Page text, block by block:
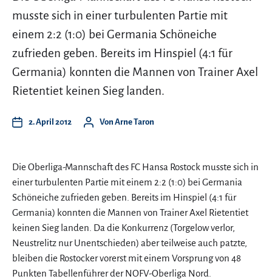
musste sich in einer turbulenten Partie mit
einem 2:2 (1:0) bei Germania Schöneiche
zufrieden geben. Bereits im Hinspiel (4:1 für
Germania) konnten die Mannen von Trainer Axel
Rietentiet keinen Sieg landen.
2. April 2012 Von Arne Taron
Die Oberliga-Mannschaft des FC Hansa Rostock musste sich in
einer turbulenten Partie mit einem 2:2 (1:0) bei Germania
Schöneiche zufrieden geben. Bereits im Hinspiel (4:1 für
Germania) konnten die Mannen von Trainer Axel Rietentiet
keinen Sieg landen. Da die Konkurrenz (Torgelow verlor,
Neustrelitz nur Unentschieden) aber teilweise auch patzte,
bleiben die Rostocker vorerst mit einem Vorsprung von 48
Punkten Tabellenführer der NOFV-Oberliga Nord.